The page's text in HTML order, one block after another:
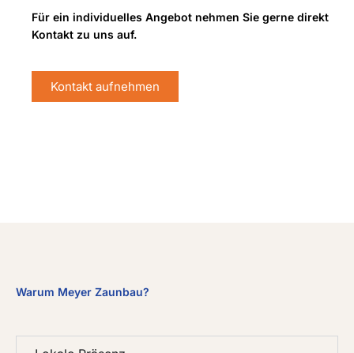
Für ein individuelles Angebot nehmen Sie gerne direkt
Kontakt zu uns auf.
Kontakt aufnehmen
Warum Meyer Zaunbau?